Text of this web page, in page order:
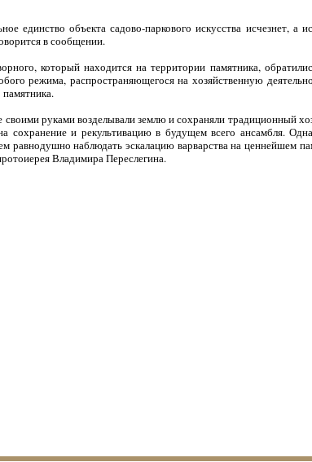
единство объекта садово-паркового искусства исчезнет, а
в сообщении.
который находится на территории памятника,
режима, распространяющегося на хозяйственную
памятника.
руками возделывали землю и сохраняли традиционный
сохранение и рекультивацию в будущем всего ансамбля.
равнодушно наблюдать эскалацию варварства на ценнейшем
Владимира Переслегина.